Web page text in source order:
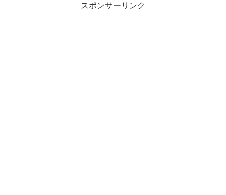
スポンサーリンク